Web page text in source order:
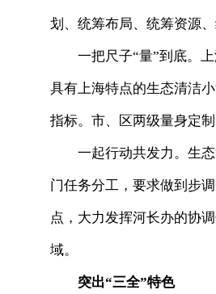
划、统筹布局、统筹资源
一把尺子“量”到底。
具有上海特点的生态清洁
指标。市、区两级量身定
一起行动共发力。生
门任务分工，要求做到步
点，大力发挥河长办的协
域。
突出“三全”特色